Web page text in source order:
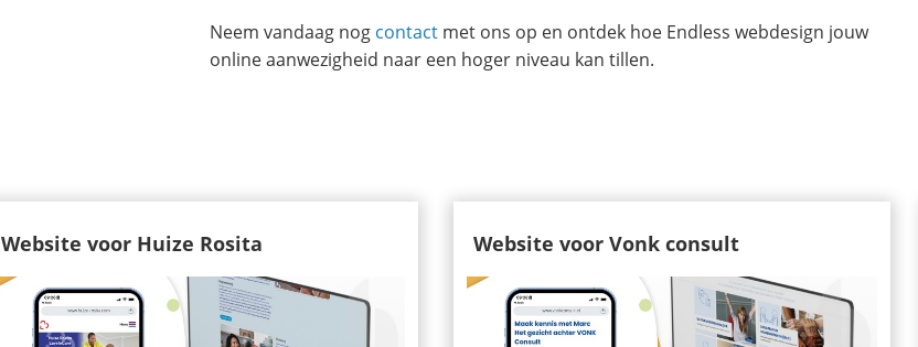
Neem vandaag nog contact met ons op en ontdek hoe Endless webdesign jouw
online aanwezigheid naar een hoger niveau kan tillen.
Website voor Huize Rosita Website voor Vonk consult